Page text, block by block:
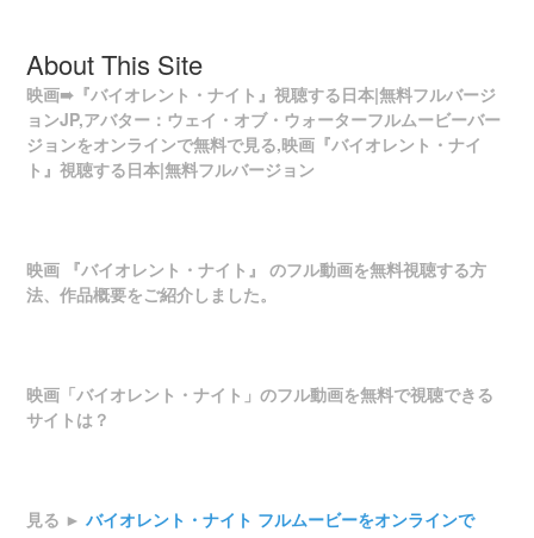
About This Site
映画➠『バイオレント・ナイト』視聴する日本|無料フルバージ
ョンJP,アバター：ウェイ・オブ・ウォーターフルムービーバー
ジョンをオンラインで無料で見る,映画『バイオレント・ナイ
ト』視聴する日本|無料フルバージョン
映画 『バイオレント・ナイト』 のフル動画を無料視聴する方
法、作品概要をご紹介しました。
映画「バイオレント・ナイト」のフル動画を無料で視聴できる
サイトは？
見る ►バイオレント・ナイト フルムービーをオンラインで